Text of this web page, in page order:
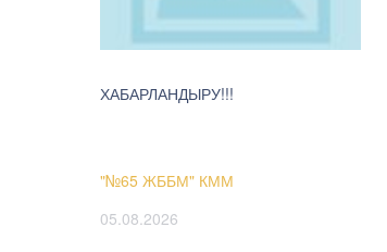
ХАБАРЛАНДЫРУ!!!
"№65 ЖББМ" КММ
05.08.2026